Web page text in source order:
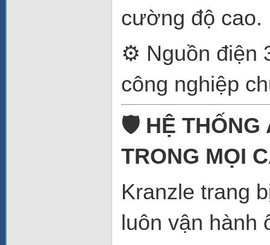
cường độ cao.
⚙️ Nguồn điện
công nghiệp
🛡️ HỆ THỐNG
TRONG MỌI
Kranzle trang
luôn vận hành